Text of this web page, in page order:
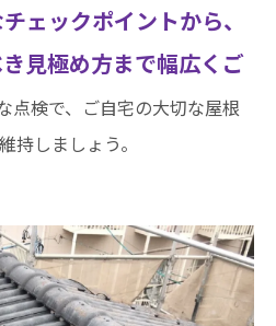
ェックポイントから、
見極め方まで幅広くご
点検で、ご自宅の大切な屋根
持しましょう。